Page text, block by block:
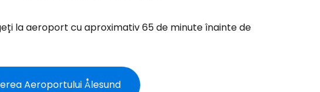
la aeroport cu aproximativ 65 de minute înainte de
Aeroportului Ålesund
vă la Cestee
a călătorilor